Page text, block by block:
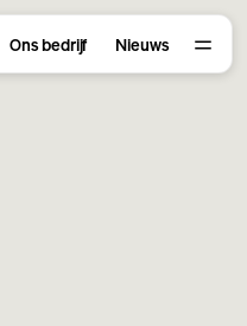
Ons bedrijf Nieuws